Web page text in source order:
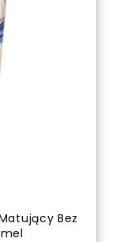
Bez